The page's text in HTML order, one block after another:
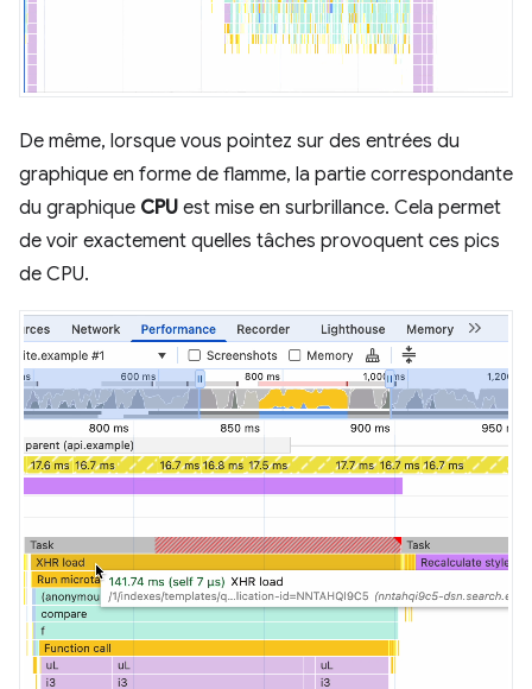
De même, lorsque vous pointez sur des entrées du
graphique en forme de flamme, la partie correspondante
du graphique CPU est mise en surbrillance. Cela permet
de voir exactement quelles tâches provoquent ces pics
de CPU.